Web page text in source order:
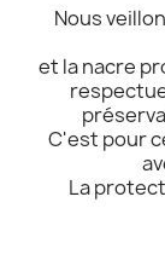
Nous
et la nacre
C'est pour
La